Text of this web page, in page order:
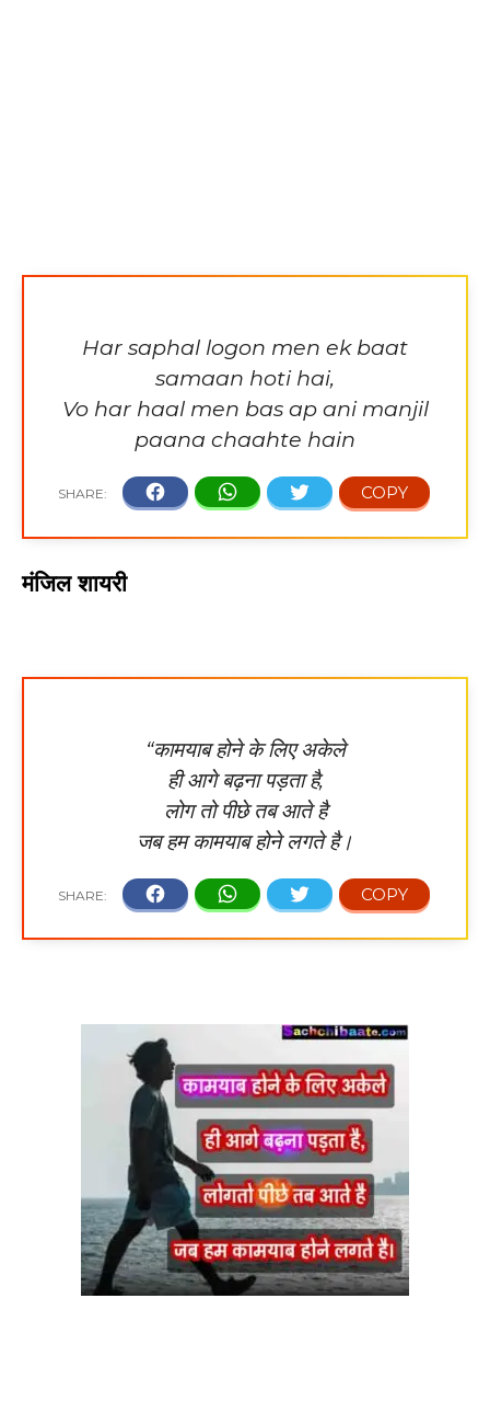
Har saphal logon men ek baat
samaan hoti hai,
Vo har haal men bas ap ani manjil
paana chaahte hain
मंजिल शायरी
“कामयाब होने के लिए अकेले
ही आगे बढ़ना पड़ता है,
लोग तो पीछे तब आते है
जब हम कामयाब होने लगते है।